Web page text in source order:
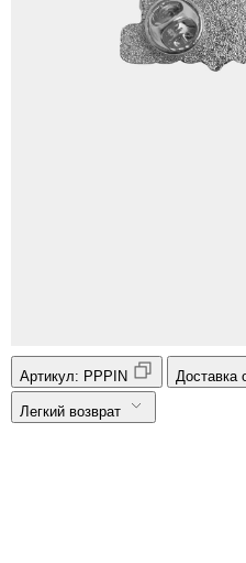
Артикул: PPPIN Доставка
Легкий возврат